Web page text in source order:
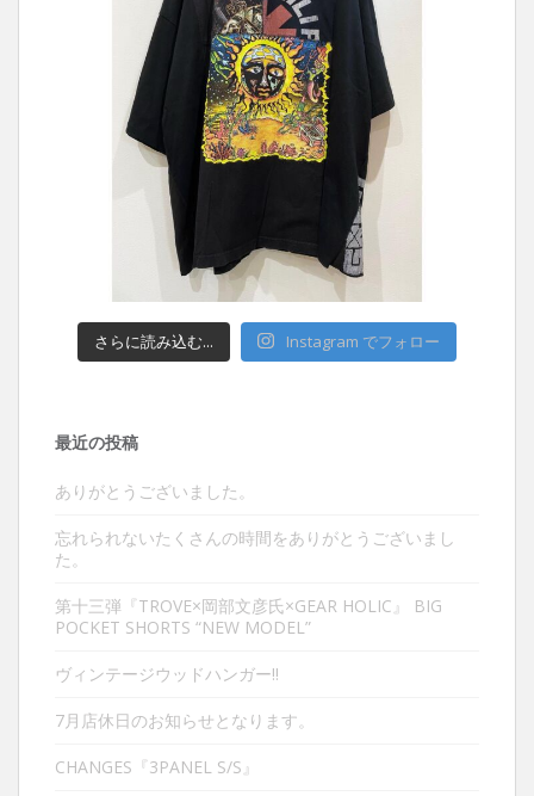
さらに読み込む... Instagram でフォロー
最近の投稿
ありがとうございました。
忘れられないたくさんの時間をありがとうございまし
た。
第十三弾『TROVE×岡部文彦氏×GEAR HOLIC』 BIG
POCKET SHORTS “NEW MODEL”
ヴィンテージウッドハンガー‼︎
7月店休日のお知らせとなります。
CHANGES『3PANEL S/S』